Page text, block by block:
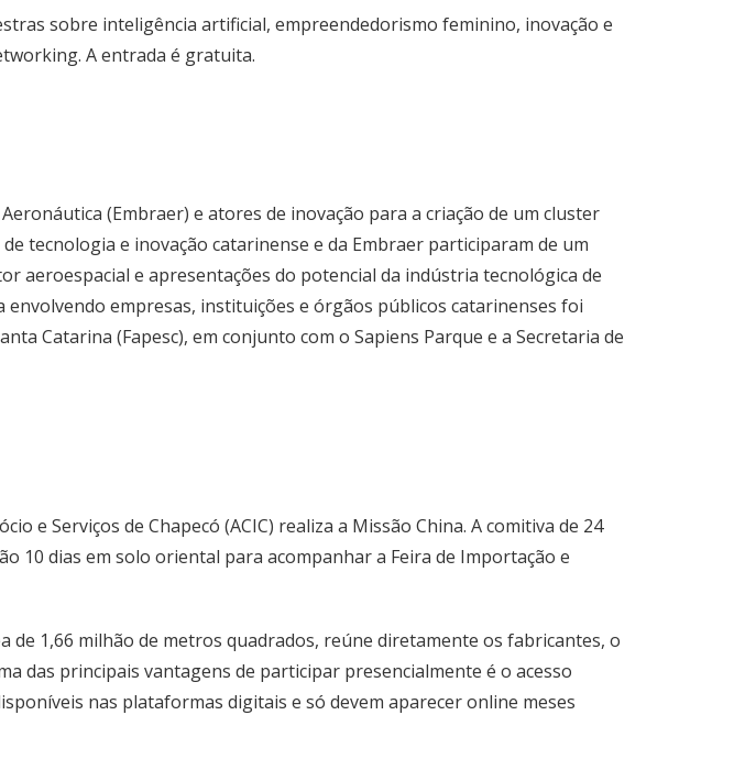
sobre inteligência artificial, empreendedorismo feminino, inovação e
A entrada é gratuita.
(Embraer) e atores de inovação para a criação de um cluster
tecnologia e inovação catarinense e da Embraer participaram de um
aeroespacial e apresentações do potencial da indústria tecnológica de
empresas, instituições e órgãos públicos catarinenses foi
Catarina (Fapesc), em conjunto com o Sapiens Parque e a Secretaria de
e Serviços de Chapecó (ACIC) realiza a Missão China. A comitiva de 24
10 dias em solo oriental para acompanhar a Feira de Importação e
1,66 milhão de metros quadrados, reúne diretamente os fabricantes, o
das principais vantagens de participar presencialmente é o acesso
nas plataformas digitais e só devem aparecer online meses